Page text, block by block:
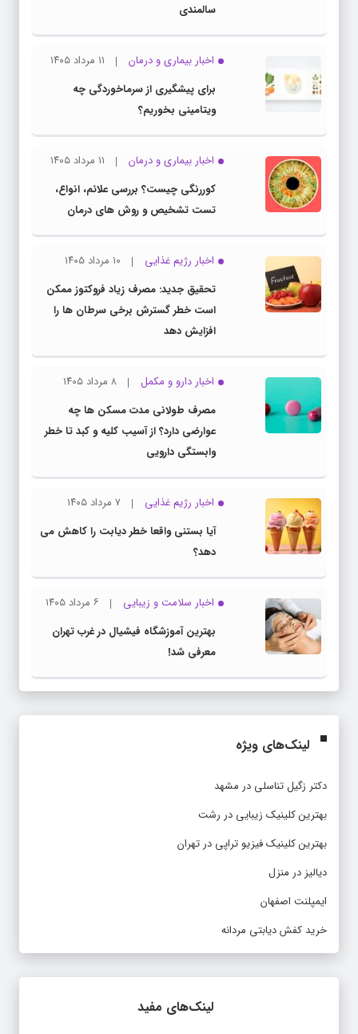
سالمندی
اخبار بیماری و درمان
۱۱ مرداد ۱۴۰۵
برای پیشگیری از سرماخوردگی چه
ویتامینی بخوریم؟
اخبار بیماری و درمان
۱۱ مرداد ۱۴۰۵
کوررنگی چیست؟ بررسی علائم، انواع،
تست تشخیص و روش های درمان
اخبار رژیم غذایی
۱۰ مرداد ۱۴۰۵
تحقیق جدید: مصرف زیاد فروکتوز ممکن
است خطر گسترش برخی سرطان ها را
افزایش دهد
اخبار دارو و مکمل
۸ مرداد ۱۴۰۵
مصرف طولانی مدت مسکن ها چه
عوارضی دارد؟ از آسیب کلیه و کبد تا خطر
وابستگی دارویی
اخبار رژیم غذایی
۷ مرداد ۱۴۰۵
آیا بستنی واقعا خطر دیابت را کاهش می
دهد؟
اخبار سلامت و زیبایی
۶ مرداد ۱۴۰۵
بهترین آموزشگاه فیشیال در غرب تهران
معرفی شد!
لینک‌های ویژه
دکتر زگیل تناسلی در مشهد
بهترین کلینیک زیبایی در رشت
بهترین کلینیک فیزیو تراپی در تهران
دیالیز در منزل
ایمپلنت اصفهان
خرید کفش دیابتی مردانه
لینک‌های مفید